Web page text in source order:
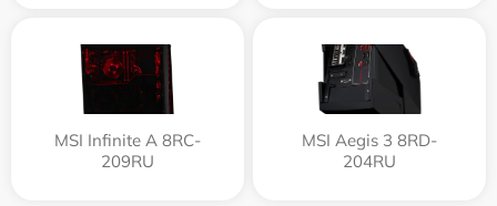
MSI Infinite A 8RC-
209RU
MSI Aegis 3 8RD-
204RU